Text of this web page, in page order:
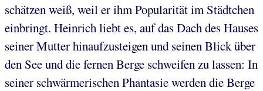
schätzen weiß, weil er ihm Popularität im Städtchen
einbringt. Heinrich liebt es, auf das Dach des Hauses
seiner Mutter hinaufzusteigen und seinen Blick über
den See und die fernen Berge schweifen zu lassen: In
seiner schwärmerischen Phantasie werden die Berge